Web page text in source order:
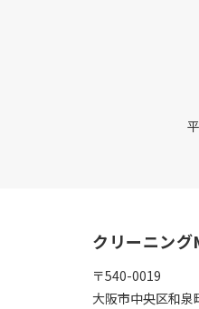
クリーニン
〒540-0019
大阪市中央区和泉